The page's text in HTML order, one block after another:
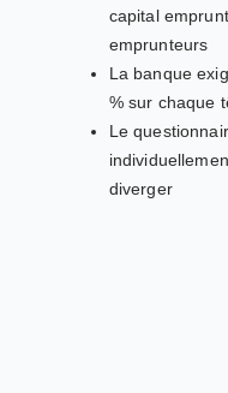
capital
emprunteurs
La banque
% sur chaque
Le
diverger